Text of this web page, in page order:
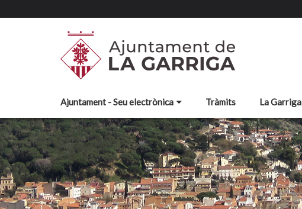
Ajuntament - Seu electrònica Tràmits La Garriga